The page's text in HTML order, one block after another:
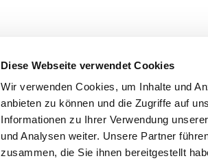
Diese Webseite verwendet Cookies
Wir verwenden Cookies, um Inhalte und
anbieten zu können und die Zugriffe auf
Informationen zu Ihrer Verwendung
und Analysen weiter. Unsere Partner
zusammen, die Sie ihnen bereitgestellt